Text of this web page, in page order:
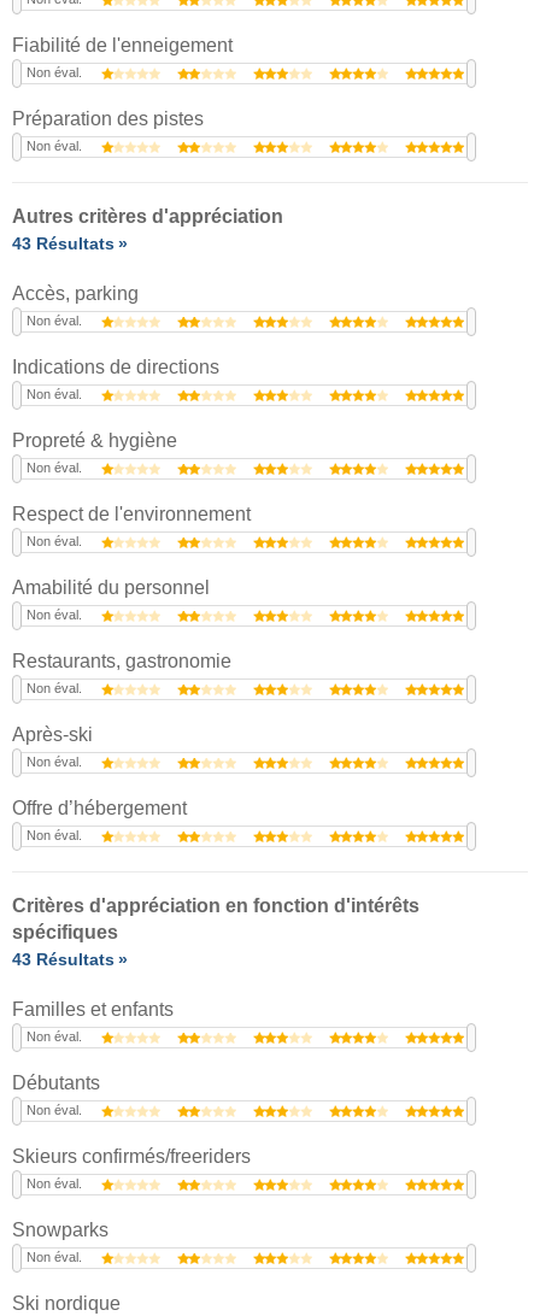
Fiabilité de l'enneigement
Non éval.
Préparation des pistes
Non éval.
Autres critères d'appréciation
43 Résultats
Accès, parking
Non éval.
Indications de directions
Non éval.
Propreté & hygiène
Non éval.
Respect de l'environnement
Non éval.
Amabilité du personnel
Non éval.
Restaurants, gastronomie
Non éval.
Après-ski
Non éval.
Offre d’hébergement
Non éval.
Critères d'appréciation en fonction d'intérêts
spécifiques
43 Résultats
Familles et enfants
Non éval.
Débutants
Non éval.
Skieurs confirmés/freeriders
Non éval.
Snowparks
Non éval.
Ski nordique